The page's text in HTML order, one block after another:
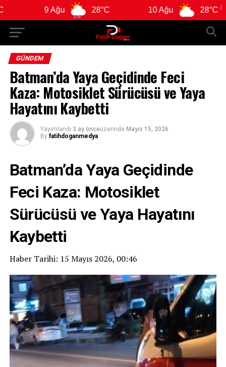
28°C 28°C
GÜNDEM
Batman’da Yaya Geçidinde Feci
Kaza: Motosiklet Sürücüsü ve Yaya
Hayatını Kaybetti
Yayımlandı 3 ay önceüzerinde Mayıs 15, 2026
By fatihdoganmedya
Batman’da Yaya Geçidinde
Feci Kaza: Motosiklet
Sürücüsü ve Yaya Hayatını
Kaybetti
Haber Tarihi: 15 Mayıs 2026, 00:46